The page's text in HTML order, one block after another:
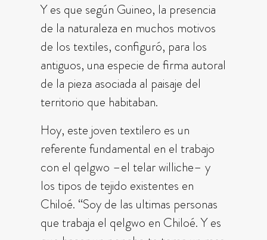
Y es que según Guineo, la presencia
de la naturaleza en muchos motivos
de los textiles, configuró, para los
antiguos, una especie de firma autoral
de la pieza asociada al paisaje del
territorio que habitaban.
Hoy, este joven textilero es un
referente fundamental en el trabajo
con el qelgwo –el telar williche– y
los tipos de tejido existentes en
Chiloé. “Soy de las ultimas personas
que trabaja el qelgwo en Chiloé. Y es